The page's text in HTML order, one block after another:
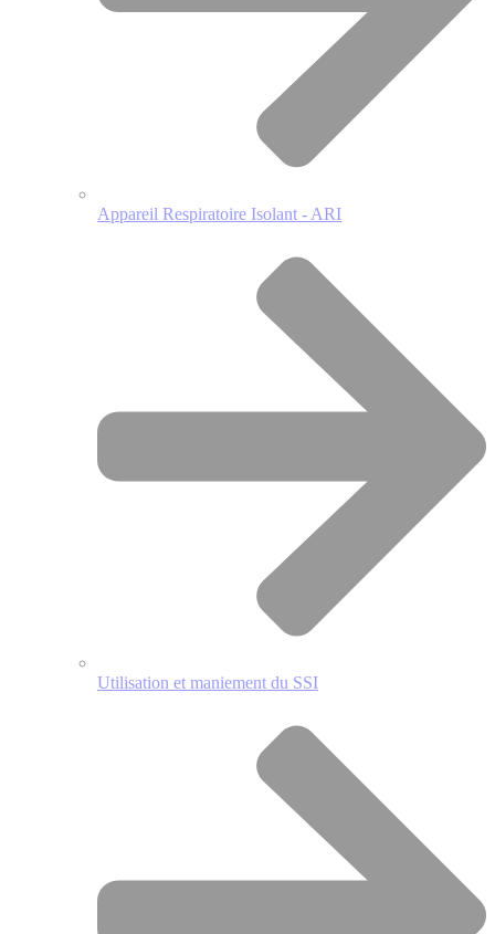
Appareil Respiratoire Isolant - ARI
Utilisation et maniement du SSI